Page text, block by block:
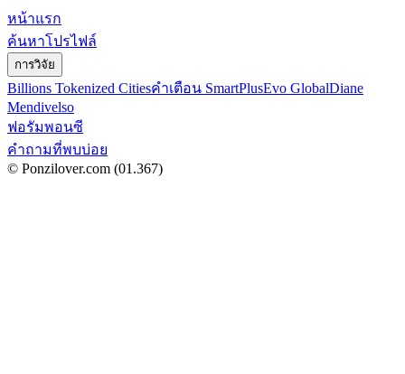
หน้าแรก
ค้นหาโปรไฟล์
การวิจัย
Billions Tokenized Citiesคำเตือน SmartPlusEvo GlobalDiane
Mendivelso
ฟอรัมพอนซี
คำถามที่พบบ่อย
© Ponzilover.com (01.367)